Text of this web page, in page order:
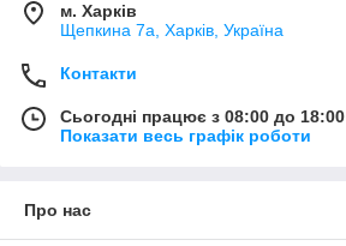
м. Харків
Щепкина 7а, Харків, Україна
Контакти
Сьогодні працює з 08:00 до 18:00
Показати весь графік роботи
Про нас